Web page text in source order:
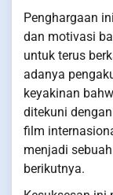
Penghargaan
dan motivasi
untuk terus
adanya
keyakinan
ditekuni
film
menjadi
berikutnya.